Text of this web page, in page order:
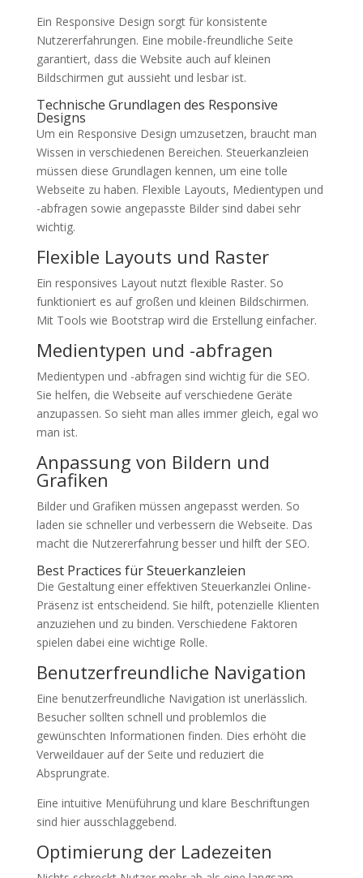
Ein Responsive Design sorgt für konsistente
Nutzererfahrungen. Eine mobile-freundliche Seite
garantiert, dass die Website auch auf kleinen
Bildschirmen gut aussieht und lesbar ist.
Technische Grundlagen des Responsive
Designs
Um ein Responsive Design umzusetzen, braucht man
Wissen in verschiedenen Bereichen. Steuerkanzleien
müssen diese Grundlagen kennen, um eine tolle
Webseite zu haben. Flexible Layouts, Medientypen und
-abfragen sowie angepasste Bilder sind dabei sehr
wichtig.
Flexible Layouts und Raster
Ein responsives Layout nutzt flexible Raster. So
funktioniert es auf großen und kleinen Bildschirmen.
Mit Tools wie Bootstrap wird die Erstellung einfacher.
Medientypen und -abfragen
Medientypen und -abfragen sind wichtig für die SEO.
Sie helfen, die Webseite auf verschiedene Geräte
anzupassen. So sieht man alles immer gleich, egal wo
man ist.
Anpassung von Bildern und
Grafiken
Bilder und Grafiken müssen angepasst werden. So
laden sie schneller und verbessern die Webseite. Das
macht die Nutzererfahrung besser und hilft der SEO.
Best Practices für Steuerkanzleien
Die Gestaltung einer effektiven Steuerkanzlei Online-
Präsenz ist entscheidend. Sie hilft, potenzielle Klienten
anzuziehen und zu binden. Verschiedene Faktoren
spielen dabei eine wichtige Rolle.
Benutzerfreundliche Navigation
Eine benutzerfreundliche Navigation ist unerlässlich.
Besucher sollten schnell und problemlos die
gewünschten Informationen finden. Dies erhöht die
Verweildauer auf der Seite und reduziert die
Absprungrate.
Eine intuitive Menüführung und klare Beschriftungen
sind hier ausschlaggebend.
Optimierung der Ladezeiten